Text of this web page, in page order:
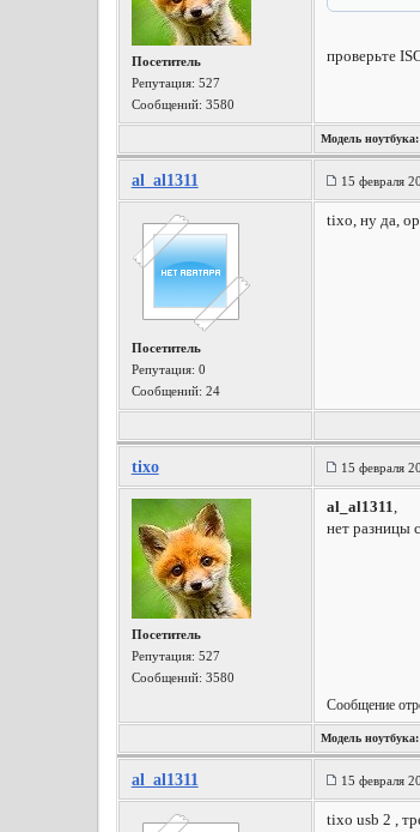
Посетитель
Репутация: 527
Сообщений: 3580
проверьте
Модель ноутбука:
al_al1311 15 февраля
Посетитель
Репутация: 0
Сообщений: 24
tixo, ну да,
tixo 15 февраля
Посетитель
Репутация: 527
Сообщений: 3580
al_al1311,
нет разницы
Сообщение
Модель ноутбука:
al_al1311 15 февраля
tixo usb 2 ,